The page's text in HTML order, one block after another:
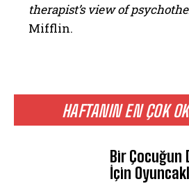
HAFTANIN EN ÇOK
Bir Çocuğun
İçin
therapist’s view of
Mifflin.